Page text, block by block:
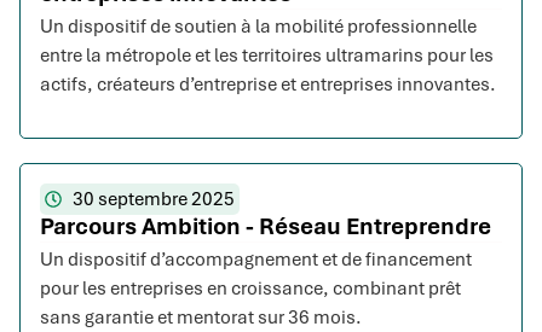
Un dispositif de soutien à la mobilité professionnelle
entre la métropole et les territoires ultramarins pour les
actifs, créateurs d’entreprise et entreprises innovantes.
30 septembre 2025
Parcours Ambition - Réseau Entreprendre
Un dispositif d’accompagnement et de financement
pour les entreprises en croissance, combinant prêt
sans garantie et mentorat sur 36 mois.